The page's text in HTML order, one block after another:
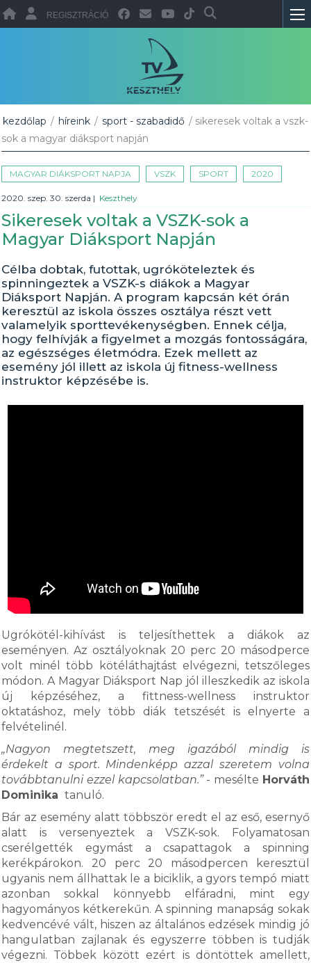
REGISZTRÁCIÓ
kezdőlap / híreink / sport - szabadidő / sikeresek voltak a vszk-
sok a magyar diáksport napján
MAGYAR DIÁKSPORT NAPJA VSZK SPORT 2020
2020. szep. 30. szerda | Keszthely
Sikeresek voltak a VSZK-sok a
Magyar Diáksport Napján
Célba dobtak, futottak, ugróköteleztek és
spinningeztek a VSZK-s diákok a Magyar
Diáksport Napján. A program kapcsán két órán
keresztül az iskola összes osztálya részt vett
valamelyik sporttevékenységben. Ennek célja,
hogy felhívják a figyelmet a mozgás fontosságára,
az egészséges életmódra. Ezek mellett az
esemény jól illett az iskola új fitness-wellness
instruktor képzésébe is.
Ugrókötél-kihívást is teljesíthettek a diákok az
eseményen. Az osztályoknak 20 perc 20 másodperce
volt minél több kötéláthajtást elvégezni, tetszőleges
módon. A Magyar Diáksport Nap jól illeszkedik az iskola
új képzéséhez, a fittness-wellness instruktor
oktatáshoz, mely több diák tetszését is elnyerte a
felvételinél.
„Nagyon megtetszett, meg igazából mindig is
érdekelt a sport. Mindenképp azzal szeretem volna
továbbtanulni ezzel kapcsolatban.”- mesélte Horváth
Dominika tanuló.
Bár az esemény alatt többször eredt el az eső, esernyő
alatt is versenyeztek a VSZK-sok. Folyamatosan
cserélgették egymást a csapattagok a spinning
kerékpárokon. 20 perc 20 másodpercen keresztül
ugyanis nem állhattak le a biciklik, a gyors tempó miatt
azonban sokkal könnyebb elfáradni, mint egy
hagyományos kétkerekűn. A spinning manapság sokak
kedvencévé vált, hiszen az általános edzések mindig jó
hangulatban zajlanak és egyszerre többen is tudják
végezni. Többek között ezért is döntöttek amellett,